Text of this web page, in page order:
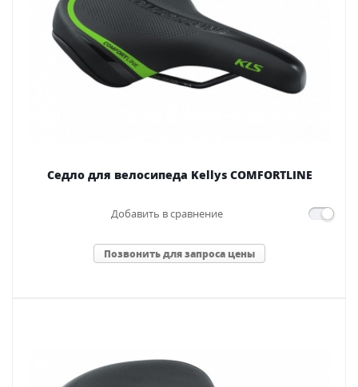
Седло для велосипеда Kellys COMFORTLINE
Добавить в сравнение
Позвонить для запроса цены